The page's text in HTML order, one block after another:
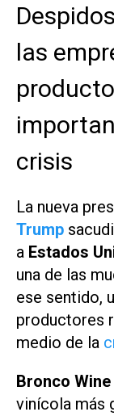
las
crisis
La nueva
Trump
a Estados
una de las
ese sentido,
productores
medio de la
Bronco
vinícola más